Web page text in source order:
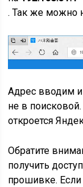
. Так же можно
Адрес вводим
не в
откроется
Обратите
получить
прошивке. Если